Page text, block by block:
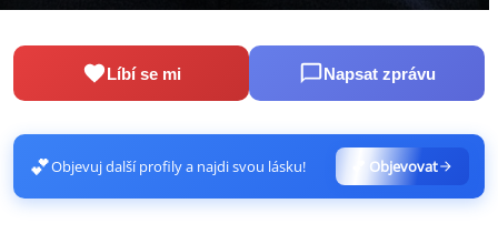
Líbí se mi Napsat zprávu
💕Objevuj další profily a najdi svou lásku! 💕 Objevovat